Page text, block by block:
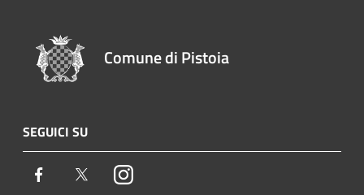
Comune di Pistoia
SEGUICI SU
Facebook TwitterInstagram